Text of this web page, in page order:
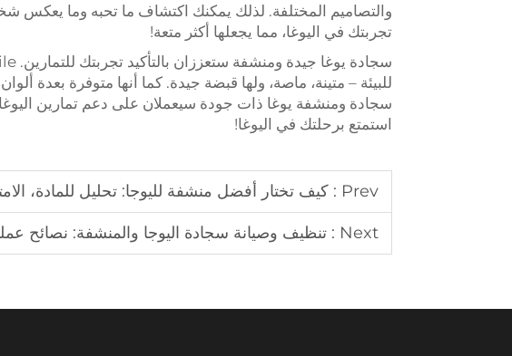
والتصاميم المختلفة. لذلك يمكنك اكتشاف ما تحبه وما
تجربتك في اليوغا، مما يجعلها أكثر متعة!
للبيئة – متينة، ماصة، ولها قبضة جيدة. كما أنها متوفرة بعدة
سجادة ومنشفة يوغا ذات جودة سيعملان على دعم تمارين
استمتع برحلتك في اليوغا!
Prev : كيف تختار أفضل منشفة لليوجا: تحليل للمادة،
Next : تنظيف وصيانة سجادة اليوجا والمنشفة: نصائح